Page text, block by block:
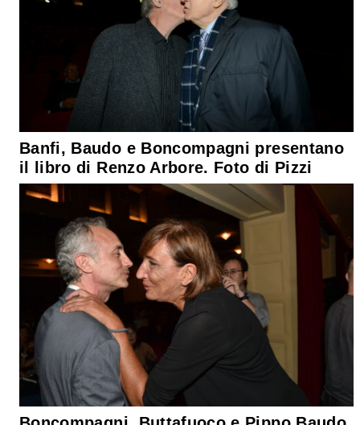
Banfi, Baudo e Boncompagni presentano
il libro di Renzo Arbore. Foto di Pizzi